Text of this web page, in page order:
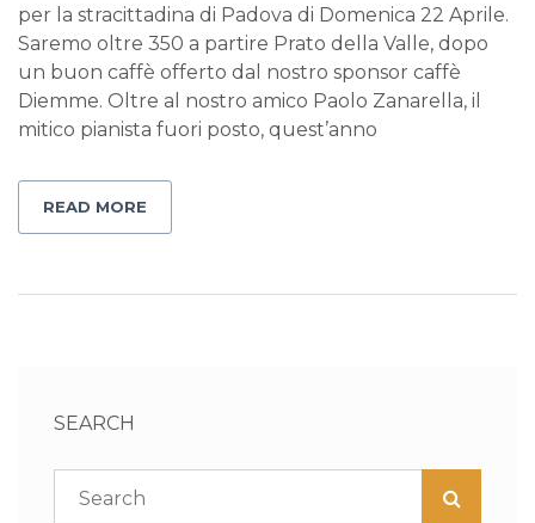
per la stracittadina di Padova di Domenica 22 Aprile.
Saremo oltre 350 a partire Prato della Valle, dopo
un buon caffè offerto dal nostro sponsor caffè
Diemme. Oltre al nostro amico Paolo Zanarella, il
mitico pianista fuori posto, quest’anno
READ MORE
SEARCH